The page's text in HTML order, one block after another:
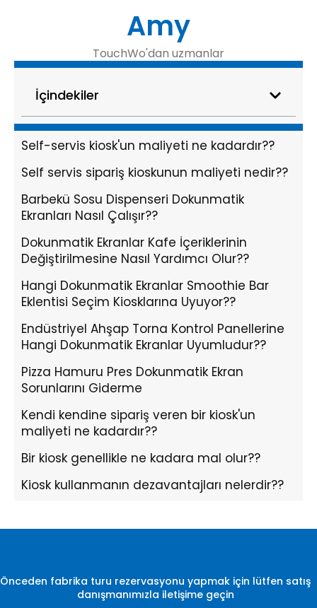
Amy
TouchWo'dan uzmanlar
İçindekiler
Self-servis kiosk'un maliyeti ne kadardır??
Self servis sipariş kioskunun maliyeti nedir??
Barbekü Sosu Dispenseri Dokunmatik
Ekranları Nasıl Çalışır??
Dokunmatik Ekranlar Kafe İçeriklerinin
Değiştirilmesine Nasıl Yardımcı Olur??
Hangi Dokunmatik Ekranlar Smoothie Bar
Eklentisi Seçim Kiosklarına Uyuyor??
Endüstriyel Ahşap Torna Kontrol Panellerine
Hangi Dokunmatik Ekranlar Uyumludur??
Pizza Hamuru Pres Dokunmatik Ekran
Sorunlarını Giderme
Kendi kendine sipariş veren bir kiosk'un
maliyeti ne kadardır??
Bir kiosk genellikle ne kadara mal olur??
Kiosk kullanmanın dezavantajları nelerdir??
Önceden fabrika turu rezervasyonu yapmak için lütfen satış
danışmanımızla iletişime geçin